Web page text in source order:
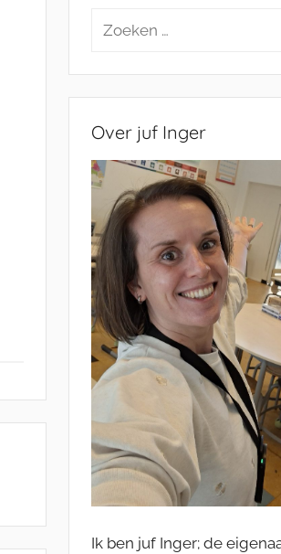
Zoeken
Over juf Inger
Ik ben juf Inger; de